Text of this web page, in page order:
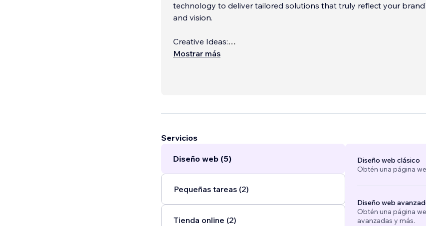
technology to deliver tailored solutions that truly reflect your
and vision.
Creative Ideas:
We harness the power of creativity to develop innovative web
Mostrar más
Servicios
Diseño web (5)
Pequeñas tareas (2)
Tienda online (2)
Diseño web clásico
Obtén una página
Diseño web
Obtén una página
avanzadas y más.